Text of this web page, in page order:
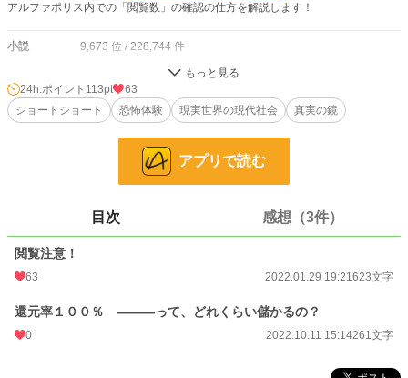
アルファポリス内での「閲覧数」の確認の仕方を解説します！
小説 9,673 位 / 228,744 件
お気に入り 8
初回公開日時 2022.01.29 19:21
初回完結日時
週間ポイント
月間ポイント
24h.ポイント 113pt
63
ショートショート
恐怖体験 現実世界の現代社会 真実の鏡
アプリで読む
目次 感想（3件）
閲覧注意！
63 2022.01.29 19:21623文字
還元率１００％ ―――って、どれくらい儲かるの？
0 2022.10.11 15:14261文字